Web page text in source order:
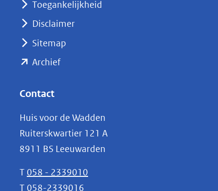
nieuw
naar
Toegankelijkheid
Disclaimer
Sitemap
Archief(opent
(verwijst
naar
een
andere
website)
Contact
Huis voor de Wadden
Ruiterskwartier 121 A
8911 BS Leeuwarden
T 058 - 2339010
T 058-2339016